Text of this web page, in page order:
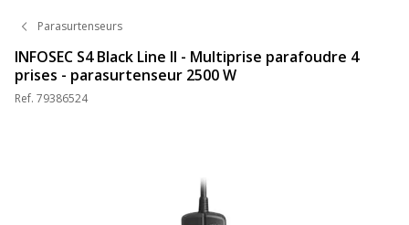
Parasurtenseurs
INFOSEC S4 Black Line II - Multiprise parafoudre 4
prises - parasurtenseur 2500 W
Ref. 79386524